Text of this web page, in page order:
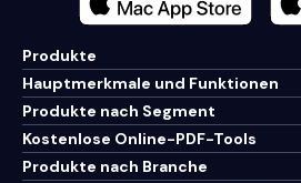
Produkte
Hauptmerkmale und Funktionen
Produkte nach Segment
Kostenlose Online-PDF-Tools
Produkte nach Branche